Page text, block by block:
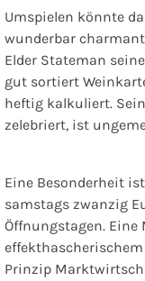
Umspielen könnte
wunderbar
Elder Stateman
gut sortiert
heftig kalkuliert.
zelebriert, ist
Eine Besonderheit
samstags zwanzig
Öffnungstagen.
Prinzip